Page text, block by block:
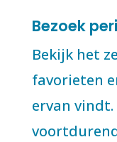
Bezoek
Bekijk het
favorieten
ervan